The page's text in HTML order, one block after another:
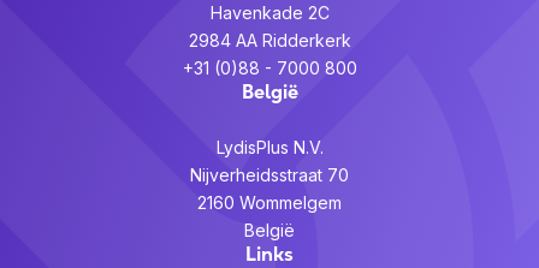
Havenkade 2C
2984 AA Ridderkerk
+31 (0)88 - 7000 800
België
LydisPlus N.V.
Nijverheidsstraat 70
2160 Wommelgem
België
Links